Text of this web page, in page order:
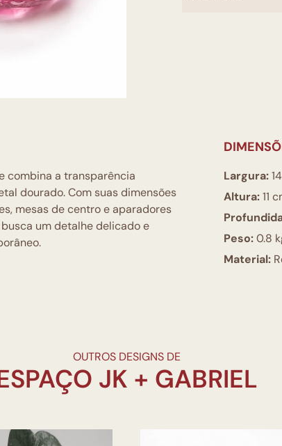
combina a transparência
dourado. Com suas dimensões
mesas de centro e aparadores
um detalhe delicado e
Largura:
Altura:11
Peso:0.8
Material:
OUTROS DESIGNS DE